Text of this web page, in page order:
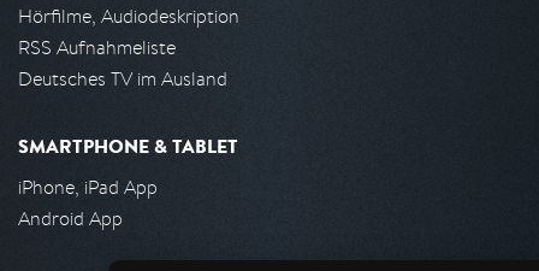
Hörfilme, Audiodeskription
RSS Aufnahmeliste
Deutsches TV im Ausland
SMARTPHONE & TABLET
iPhone, iPad App
Android App